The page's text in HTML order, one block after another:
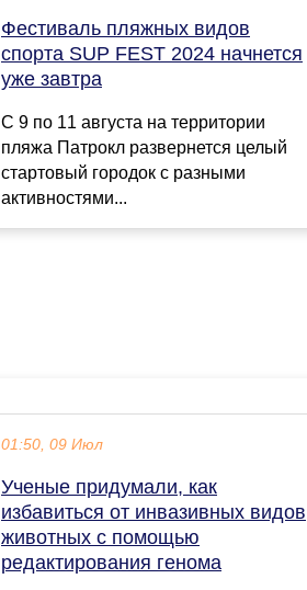
Фестиваль пляжных видов
спорта SUP FEST 2024 начнется
уже завтра
С 9 по 11 августа на территории
пляжа Патрокл развернется целый
стартовый городок с разными
активностями...
01:50, 09 Июл
Ученые придумали, как
избавиться от инвазивных видов
животных с помощью
редактирования генома